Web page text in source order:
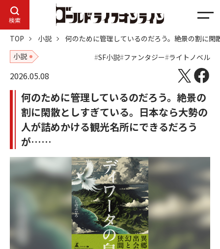
検索
メ
ニ
ュ
ー
TOP 小説
何のために管理しているのだろう。絶景の割に
小説
SF小説 ファンタジー ライトノベル
2026.05.08
何のために管理しているのだろう。絶景の
割に閑散としすぎている。日本なら大勢の
人が詰めかける観光名所にできるだろう
が……